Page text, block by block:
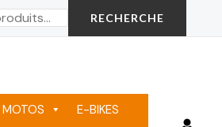
RECHERCHE
MOTOS E-BIKES